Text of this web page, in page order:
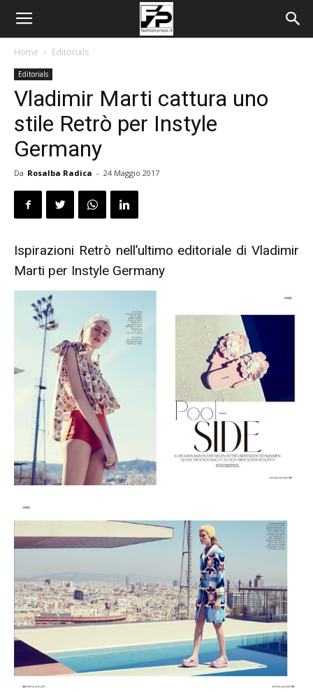
Home Editorials
Editorials
Vladimir Marti cattura uno
stile Retrò per Instyle
Germany
Da Rosalba Radica - 24 Maggio 2017
Ispirazioni Retrò nell’ultimo editoriale di Vladimir
Marti per Instyle Germany